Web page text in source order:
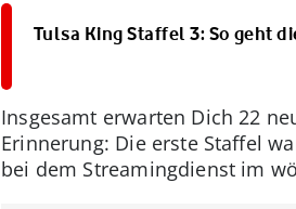
Tulsa King Staffel 3: So geht
Insgesamt erwarten Dich 22
Erinnerung: Die erste Staffel
bei dem Streamingdienst im